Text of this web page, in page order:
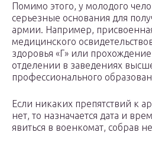
Помимо этого, у молодого
серьезные основания для
армии. Например,
медицинского
здоровья «Г» или
отделении в заведениях
профессионального
Если никаких препятствий к
нет, то назначается дата и
явиться в военкомат, собрав